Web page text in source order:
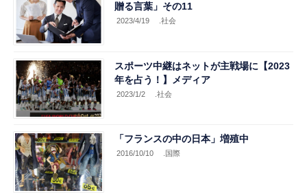
贈る言葉」その11
2023/4/19 .社会
スポーツ中継はネットが主戦場に【2023
年を占う！】メディア
2023/1/2 .社会
「フランスの中の日本」増殖中
2016/10/10 .国際